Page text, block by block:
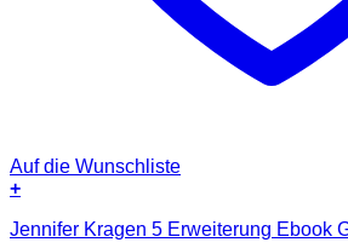
Auf die Wunschliste
+
Jennifer Kragen 5 Erweiterung Ebook